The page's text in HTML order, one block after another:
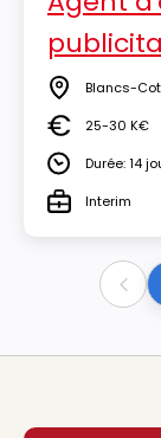
Lieu Blancs-
Salaire25-30 K€
DuréeDurée: 14
TypeInterim